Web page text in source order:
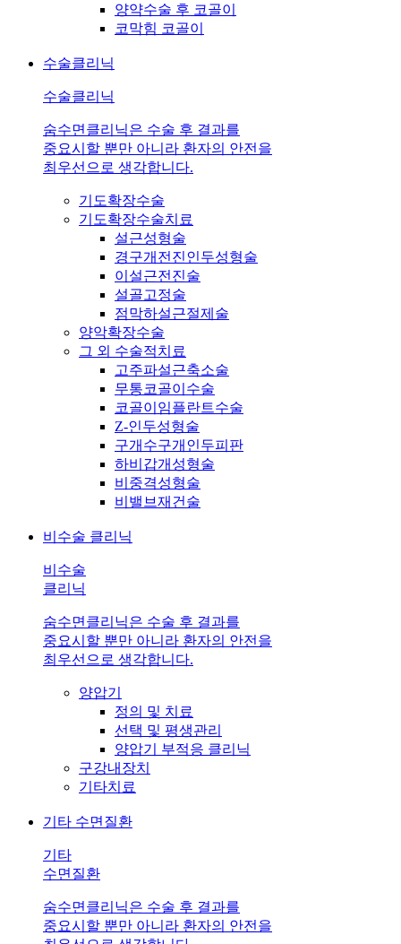
양약수술 후 코골이
코막힘 코골이
수술클리닉
수술클리닉
숨수면클리닉은 수술 후 결과를
중요시할 뿐만 아니라 환자의 안전을
최우선으로 생각합니다.
기도확장수술
기도확장수술치료
설근성형술
경구개전진인두성형술
이설근전진술
설골고정술
점막하설근절제술
양악확장수술
그 외 수술적치료
고주파설근축소술
무통코골이수술
코골이임플란트수술
Z-인두성형술
구개수구개인두피판
하비갑개성형술
비중격성형술
비밸브재건술
비수술 클리닉
비수술
클리닉
숨수면클리닉은 수술 후 결과를
중요시할 뿐만 아니라 환자의 안전을
최우선으로 생각합니다.
양압기
정의 및 치료
선택 및 평생관리
양압기 부적응 클리닉
구강내장치
기타치료
기타 수면질환
기타
수면질환
숨수면클리닉은 수술 후 결과를
중요시할 뿐만 아니라 환자의 안전을